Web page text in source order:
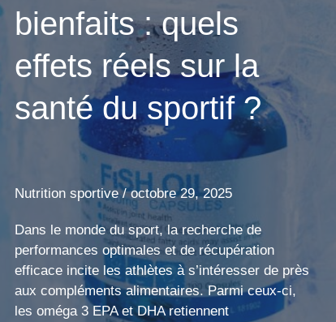
bienfaits : quels
effets réels sur la
santé du sportif ?
Nutrition sportive/octobre 29, 2025
Dans le monde du sport, la recherche de
performances optimales et de récupération
efficace incite les athlètes à s’intéresser de près
aux compléments alimentaires. Parmi ceux-ci,
les oméga 3 EPA et DHA retiennent